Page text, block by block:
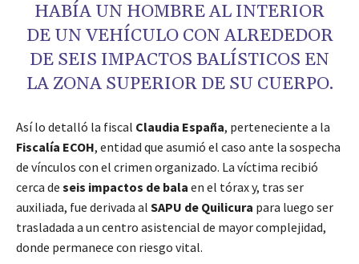
HABÍA UN HOMBRE AL INTERIOR
DE UN VEHÍCULO CON ALREDEDOR
DE SEIS IMPACTOS BALÍSTICOS EN
LA ZONA SUPERIOR DE SU CUERPO.
Así lo detalló la fiscal Claudia España, perteneciente a la
Fiscalía ECOH, entidad que asumió el caso ante la sospecha
de vínculos con el crimen organizado. La víctima recibió
cerca de seis impactos de bala en el tórax y, tras ser
auxiliada, fue derivada al SAPU de Quilicura para luego ser
trasladada a un centro asistencial de mayor complejidad,
donde permanece con riesgo vital.